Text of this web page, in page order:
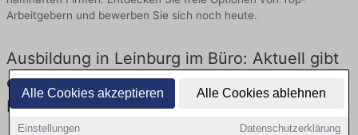
Alle Cookies akzeptieren Alle Cookies ablehnen
Einstellungen Datenschutzerklärung
Arbeitgebern und bewerben Sie sich noch heute.
Ausbildung in Leinburg im Büro: Aktuell gibt
es keine Stellenangebote für Ausbildung in
Leinburg